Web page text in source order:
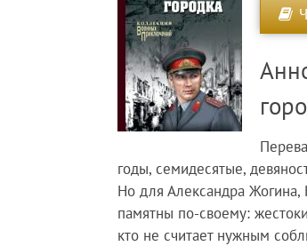
годы, семидесятые,
Но для Александра
памятны по-своему:
кто не считает нужным